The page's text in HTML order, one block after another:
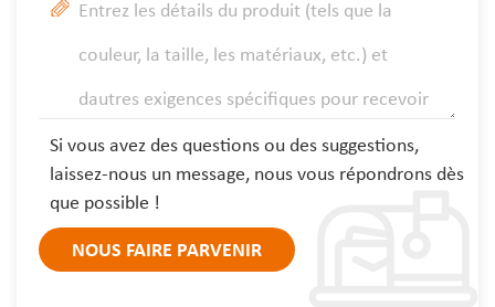
Si vous avez des questions ou des suggestions,
laissez-nous un message, nous vous répondrons dès
que possible !